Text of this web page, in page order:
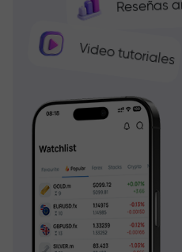
Reseñas
Video tutoriales